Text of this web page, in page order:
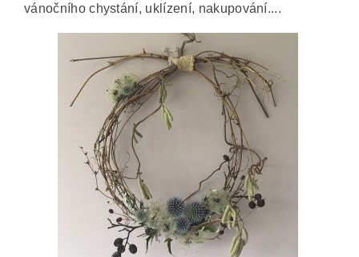
vánočního chystání, uklízení, nakupování....